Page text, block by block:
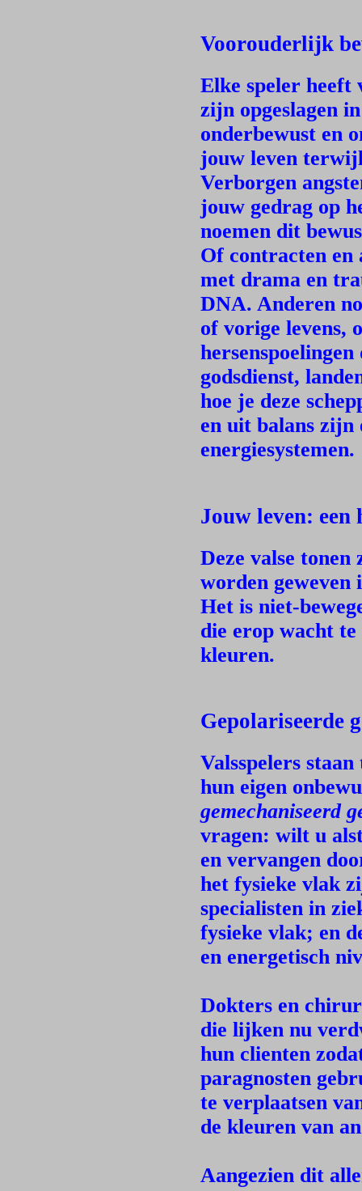
Voorouderlijk
Elke speler heeft
zijn opgeslagen
onderbewust en
jouw leven
Verborgen
jouw gedrag op
noemen dit
Of contracten en
met drama en
DNA. Anderen
of vorige levens,
godsdienst,
hoe je deze
en uit balans zijn
energiesystemen.
Jouw leven: een
Deze valse
worden geweven
Het is niet-
die erop wacht
kleuren.
Gepolariseerde
Valsspelers
hun eigen
gemechaniseerd
vragen: wilt u
en vervangen
het fysieke vlak
specialisten in
fysieke vlak; en
en energetisch
Dokters en
die lijken nu
hun clienten
paragnosten
te verplaatsen
de kleuren van
Aangezien dit